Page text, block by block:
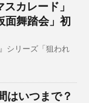
カレード」
面舞踏会」初
シリーズ「狙われ
はいつまで？